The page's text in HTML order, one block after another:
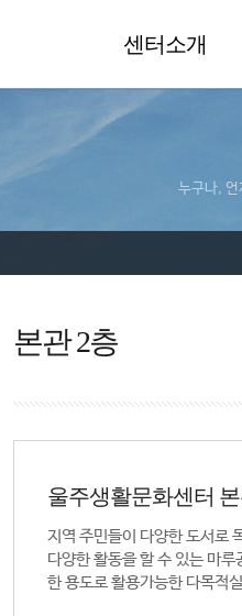
센터소개
누구나, 언
본관 2층
울주생활문화센터
지역 주민들이 다양한 도서로
다양한 활동을 할 수 있는 마
한 용도로 활용가능한 다목적